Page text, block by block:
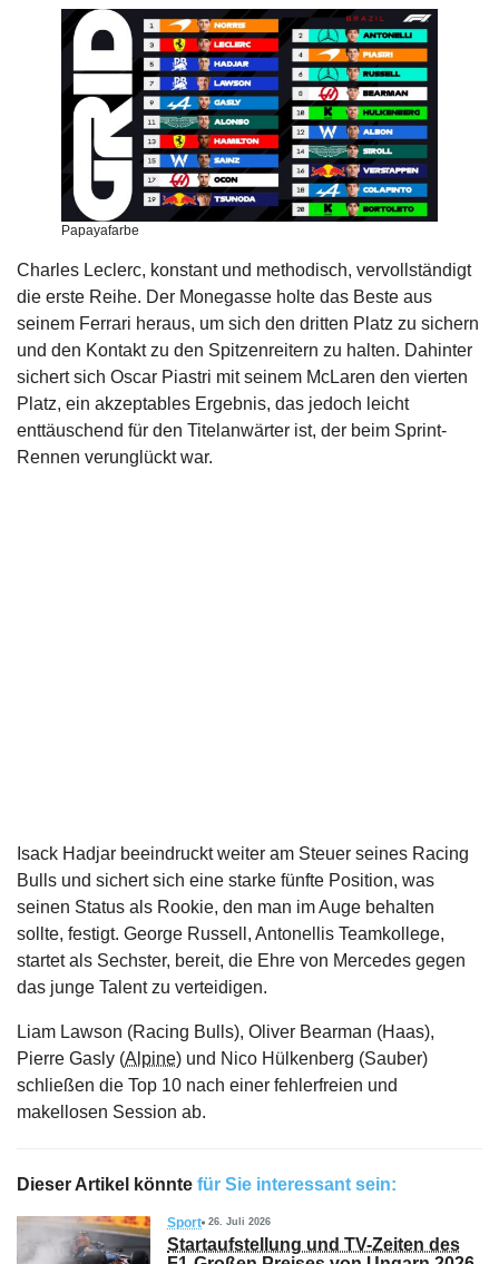
Papayafarbe
Charles Leclerc, konstant und methodisch, vervollständigt
die erste Reihe. Der Monegasse holte das Beste aus
seinem Ferrari heraus, um sich den dritten Platz zu sichern
und den Kontakt zu den Spitzenreitern zu halten. Dahinter
sichert sich Oscar Piastri mit seinem McLaren den vierten
Platz, ein akzeptables Ergebnis, das jedoch leicht
enttäuschend für den Titelanwärter ist, der beim Sprint-
Rennen verunglückt war.
Isack Hadjar beeindruckt weiter am Steuer seines Racing
Bulls und sichert sich eine starke fünfte Position, was
seinen Status als Rookie, den man im Auge behalten
sollte, festigt. George Russell, Antonellis Teamkollege,
startet als Sechster, bereit, die Ehre von Mercedes gegen
das junge Talent zu verteidigen.
Liam Lawson (Racing Bulls), Oliver Bearman (Haas),
Pierre Gasly (Alpine) und Nico Hülkenberg (Sauber)
schließen die Top 10 nach einer fehlerfreien und
makellosen Session ab.
Dieser Artikel könnte für Sie interessant sein:
Sport 26. Juli 2026
Startaufstellung und TV-Zeiten des